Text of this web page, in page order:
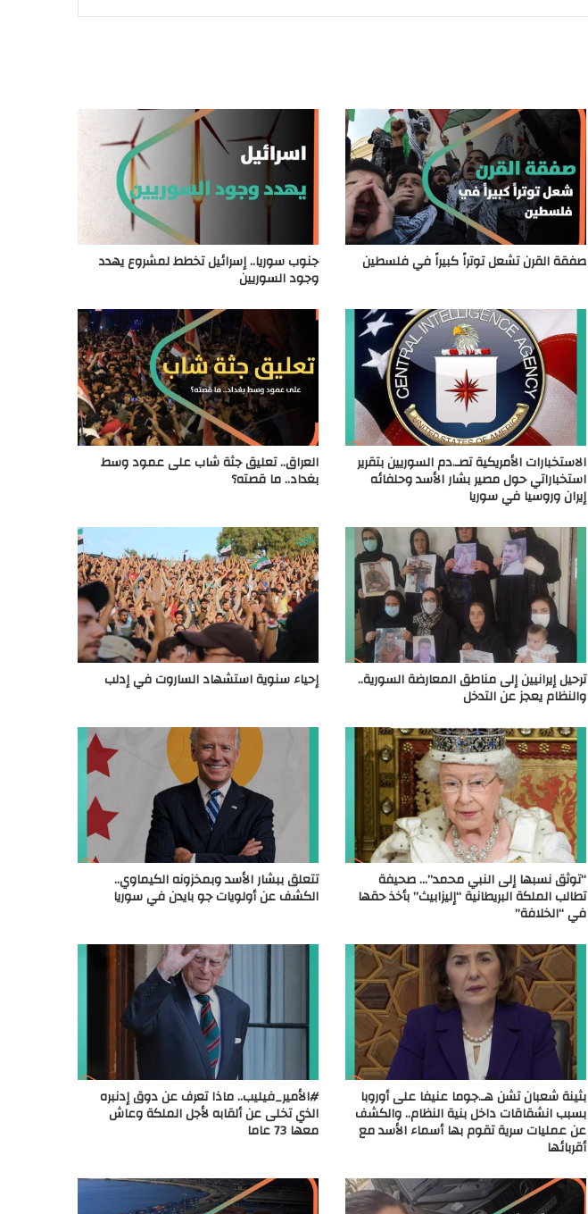
صفقة القرن تشعل توتراً كبيراً في فلسطين جنوب سوريا.. إسرائيل تخطط لمشروع يهدد
وجود السوريين
الاستخبارات الأمريكية تصـ.دم السوريين بتقرير
استخباراتي حول مصير بشار الأسد وحلفائه
إيران وروسيا في سوريا
العراق.. تعليق جثة شاب على عمود وسط
بغداد.. ما قصته؟
ترحيل إيرانيين إلى مناطق المعارضة السورية..
والنظام يعجز عن التدخل
إحياء سنوية استشهاد الساروت في إدلب
“توثق نسبها إلى النبي محمد”… صحيفة
تطالب الملكة البريطانية “إليزابيث” بأخذ حقها
في “الخلافة”
تتعلق ببشار الأسد وبمخزونه الكيماوي..
الكشف عن أولويات جو بايدن في سوريا
بثينة شعبان تشن هـ.جوما عنيفا على أوروبا
بسبب انشقاقات داخل بنية النظام.. والكشف
عن عمليات سرية تقوم بها أسماء الأسد مع
أقربائها
#الأمير_فيليب.. ماذا تعرف عن دوق إدنبره
الذي تخلى عن ألقابه لأجل الملكة وعاش
معها 73 عاما